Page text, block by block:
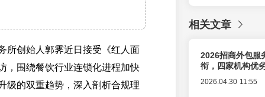
所创始人郭霁近日接受《红人面
，围绕餐饮行业连锁化进程加快
级的双重趋势，深入剖析合规理
相关文章
2026招商外包服
衔，四家机构优
2026.04.30 11:55